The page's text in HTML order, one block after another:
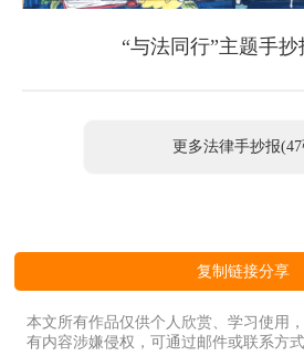
“与法同行”主题手抄
更多法律手抄报
复制链接分享
本文所有作品仅供个人欣赏、学习使用
有内容涉嫌侵权，可通过邮件或联系方